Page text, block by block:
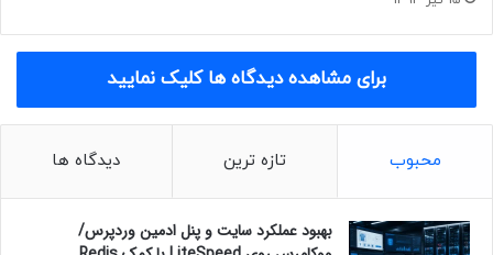
برای مشاهده دیدگاه ها کلیک نمایید
محبوب تازه ترین دیدگاه ها
بهبود عملکرد سایت و پنل ادمین وردپرس/